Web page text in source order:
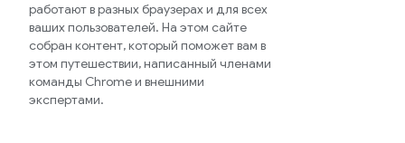
работают в разных браузерах и для всех
ваших пользователей. На этом сайте
собран контент, который поможет вам в
этом путешествии, написанный членами
команды Chrome и внешними
экспертами.